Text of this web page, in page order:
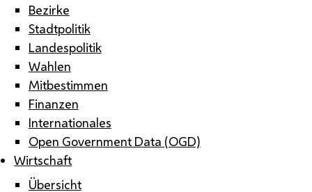
Bezirke
Stadtpolitik
Landespolitik
Wahlen
Mitbestimmen
Finanzen
Internationales
Open Government Data (OGD)
Wirtschaft
Übersicht